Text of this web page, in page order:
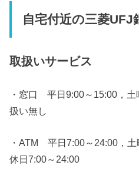
自宅付近の三菱UFJ
取扱いサービス
・窓口 平日9:00～15:00，土
扱い無し
・ATM 平日7:00～24:00，土
休日7:00～24:00